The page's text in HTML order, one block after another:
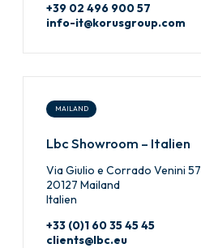
+39 02 496 900 57
info-it@korusgroup.com
MAILAND
Lbc Showroom – Italien
Via Giulio e Corrado Venini 57
20127 Mailand
Italien
+33 (0)1 60 35 45 45
clients@lbc.eu